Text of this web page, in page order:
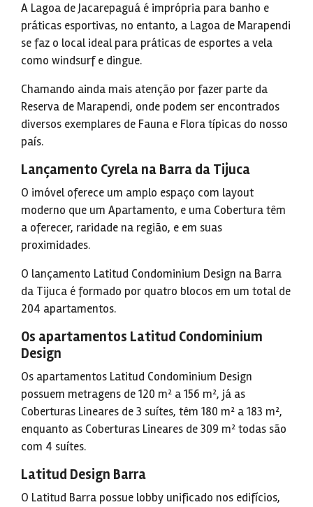
A Lagoa de Jacarepaguá é imprópria para banho e
práticas esportivas, no entanto, a Lagoa de Marapendi
se faz o local ideal para práticas de esportes a vela
como windsurf e dingue.
Chamando ainda mais atenção por fazer parte da
Reserva de Marapendi, onde podem ser encontrados
diversos exemplares de Fauna e Flora típicas do nosso
país.
Lançamento Cyrela na Barra da Tijuca
O imóvel oferece um amplo espaço com layout
moderno que um Apartamento, e uma Cobertura têm
a oferecer, raridade na região, e em suas
proximidades.
O lançamento Latitud Condominium Design na Barra
da Tijuca é formado por quatro blocos em um total de
204 apartamentos.
Os apartamentos Latitud Condominium
Design
Os apartamentos Latitud Condominium Design
possuem metragens de 120 m² a 156 m², já as
Coberturas Lineares de 3 suítes, têm 180 m² a 183 m²,
enquanto as Coberturas Lineares de 309 m² todas são
com 4 suítes.
Latitud Design Barra
O Latitud Barra possue lobby unificado nos edifícios,